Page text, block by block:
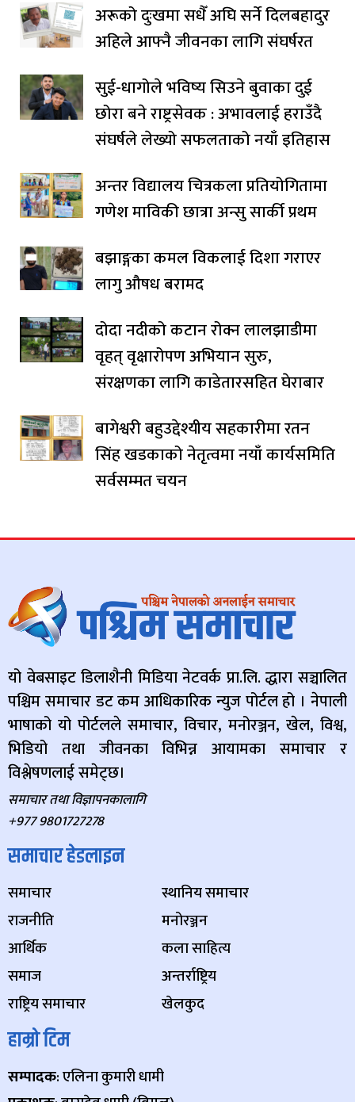
अरूको दुःखमा सधैँ अघि सर्ने दिलबहादुर
अहिले आफ्नै जीवनका लागि संघर्षरत
सुई-धागोले भविष्य सिउने बुवाका दुई
छोरा बने राष्ट्रसेवक : अभावलाई हराउँदै
संघर्षले लेख्यो सफलताको नयाँ इतिहास
अन्तर विद्यालय चित्रकला प्रतियोगितामा
गणेश माविकी छात्रा अन्सु सार्की प्रथम
बझाङ्गका कमल विकलाई दिशा गराएर
लागु औषध बरामद
दोदा नदीको कटान रोक्न लालझाडीमा
वृहत् वृक्षारोपण अभियान सुरु,
संरक्षणका लागि काडेतारसहित घेराबार
बागेश्वरी बहुउद्देश्यीय सहकारीमा रतन
सिंह खडकाको नेतृत्वमा नयाँ कार्यसमिति
सर्वसम्मत चयन
यो वेबसाइट डिलाशैनी मिडिया नेटवर्क प्रा.लि. द्धारा सञ्चालित
पश्चिम समाचार डट कम आधिकारिक न्युज पोर्टल हो । नेपाली
भाषाको यो पोर्टलले समाचार, विचार, मनोरञ्जन, खेल, विश्व,
भिडियो तथा जीवनका विभिन्न आयामका समाचार र
विश्लेषणलाई समेट्छ।
समाचार तथा विज्ञापनकालागि
+977 9801727278
समाचार हेडलाइन
समाचार
राजनीति
आर्थिक
समाज
राष्ट्रिय समाचार
स्थानिय समाचार
मनोरञ्जन
कला साहित्य
अन्तर्राष्ट्रिय
खेलकुद
हाम्रो टिम
सम्पादक: एलिना कुमारी धामी